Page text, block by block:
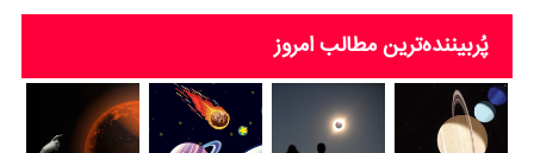
پُربیننده‌ترین‌ مطالب امروز